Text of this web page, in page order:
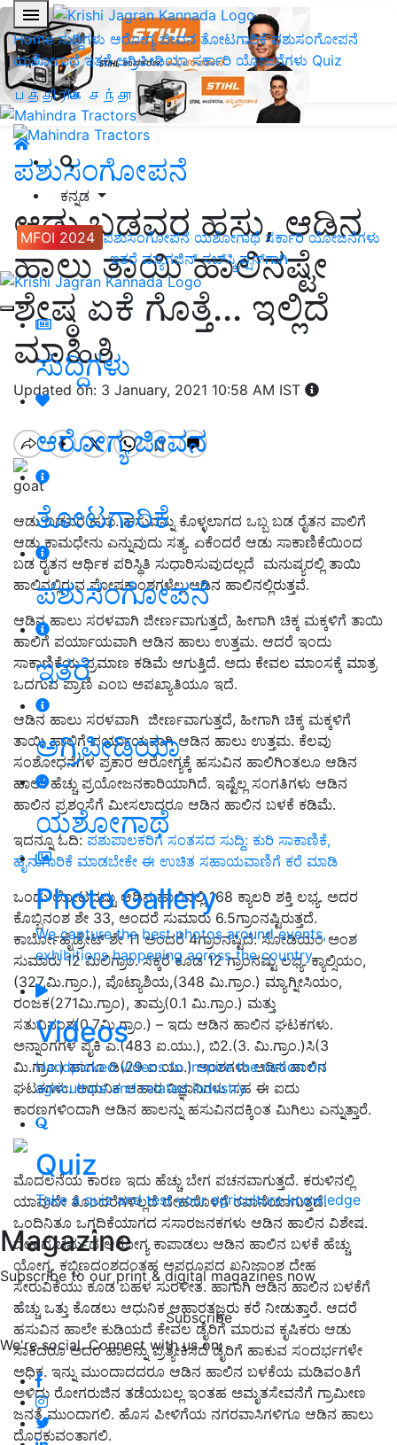
Home ಸುದ್ದಿಗಳು ಆರೋಗ್ಯ ಜೀವನ ತೋಟಗಾರಿಕೆಪಶುಸಂಗೋಪನೆ
ಯಶೋಗಾಥೆ ಇತರೆ ಅಗ್ರಿಪೀಡಿಯಾ ಸರ್ಕಾರಿ ಯೋಜನೆಗಳು Quiz
பத்திரிகை சந்தா
ಕನ್ನಡ
MFOI 2024 ಪಶುಸಂಗೋಪನೆ ಯಶೋಗಾಥೆ ಸರ್ಕಾರಿ ಯೋಜನೆಗಳು
ಇತರೆ ಮ್ಯಾಗಜಿನ್‌ ಸಬ್‌ಸ್ಕ್ರಿಪ್ಷನ್‌ಗಾಗಿ
ಸುದ್ದಿಗಳು
ಆರೋಗ್ಯ ಜೀವನ
ತೋಟಗಾರಿಕೆ
ಪಶುಸಂಗೋಪನೆ
ಇತರೆ
ಅಗ್ರಿಪೀಡಿಯಾ
ಯಶೋಗಾಥೆ
Photo Gallery
We capture the best photos around events,
exhibitions happening across the country
Videos
Handpicked videos to inspire the nation on
agriculture and related industry
Quiz
Take a quiz and test your agriculture knowledge
Magazine
Subscribe to our print & digital magazines now
Subscribe
We're social. Connect with us on:
ಪಶುಸಂಗೋಪನೆ
ಆಡು ಬಡವರ ಹಸು, ಆಡಿನ
ಹಾಲು ತಾಯಿ ಹಾಲಿನಷ್ಟೇ
ಶೇಷ್ಠ ಏಕೆ ಗೊತ್ತೆ... ಇಲ್ಲಿದೆ
ಮಾಹಿತಿ
Updated on: 3 January, 2021 10:58 AM IST
goat
ಆಡು ಬಡವರ ಹಸು. ಹಸುವನ್ನು ಕೊಳ್ಳಲಾಗದ ಒಬ್ಬ ಬಡ ರೈತನ ಪಾಲಿಗೆ
ಆಡು ಕಾಮಧೇನು ಎನ್ನುವುದು ಸತ್ಯ. ಏಕೆಂದರೆ ಆಡು ಸಾಕಾಣಿಕೆಯಿಂದ
ಬಡ ರೈತನ ಆರ್ಥಿಕ ಪರಿಸ್ಥಿತಿ ಸುಧಾರಿಸುವುದಲ್ಲದೆ ಮನುಷ್ಯರಲ್ಲಿ ತಾಯಿ
ಹಾಲಿನಲ್ಲಿರುವ ಪೋಷಕಾಂಶಗಳೆಲ್ಲ ಆಡಿನ ಹಾಲಿನಲ್ಲಿರುತ್ತವೆ.
ಆಡಿನ ಹಾಲು ಸರಳವಾಗಿ ಜೀರ್ಣವಾಗುತ್ತದೆ, ಹೀಗಾಗಿ ಚಿಕ್ಕ ಮಕ್ಕಳಿಗೆ ತಾಯಿ
ಹಾಲಿಗೆ ಪರ್ಯಾಯವಾಗಿ ಆಡಿನ ಹಾಲು ಉತ್ತಮ. ಆದರೆ ಇಂದು
ಸಾಕಾಣಿಕೆಯ ಪ್ರಮಾಣ ಕಡಿಮೆ ಆಗುತ್ತಿದೆ. ಅದು ಕೇವಲ ಮಾಂಸಕ್ಕೆ ಮಾತ್ರ
ಒದಗುವ ಪ್ರಾಣಿ ಎಂಬ ಅಪಖ್ಯಾತಿಯೂ ಇದೆ.
ಆಡಿನ ಹಾಲು ಸರಳವಾಗಿ ಜೀರ್ಣವಾಗುತ್ತದೆ, ಹೀಗಾಗಿ ಚಿಕ್ಕ ಮಕ್ಕಳಿಗೆ
ತಾಯಿ ಹಾಲಿಗೆ ಪರ್ಯಾಯವಾಗಿ ಆಡಿನ ಹಾಲು ಉತ್ತಮ. ಕೆಲವು
ಸಂಶೋಧನೆಗಳ ಪ್ರಕಾರ ಆರೋಗ್ಯಕ್ಕೆ ಹಸುವಿನ ಹಾಲಿಗಿಂತಲೂ ಆಡಿನ
ಹಾಲೇ ಹೆಚ್ಚು ಪ್ರಯೋಜನಕಾರಿಯಾಗಿದೆ. ಇಷ್ಟೆಲ್ಲ ಸಂಗತಿಗಳು ಆಡಿನ
ಹಾಲಿನ ಪ್ರಶಂಸೆಗೆ ಮೀಸಲಾದರೂ ಆಡಿನ ಹಾಲಿನ ಬಳಕೆ ಕಡಿಮೆ.
ಇದನ್ನೂ ಓದಿ: ಪಶುಪಾಲಕರಿಗೆ ಸಂತಸದ ಸುದ್ದಿ: ಕುರಿ ಸಾಕಾಣಿಕೆ,
ಹೈನುಗಾರಿಕೆ ಮಾಡಬೇಕೇ ಈ ಉಚಿತ ಸಹಾಯವಾಣಿಗೆ ಕರೆ ಮಾಡಿ
ಒಂದು ಲೋಟದಷ್ಟು ಆಡಿನ ಹಾಲಿನಲ್ಲಿ 168 ಕ್ಯಾಲರಿ ಶಕ್ತಿ ಲಭ್ಯ. ಅದರ
ಕೊಬ್ಬಿನಂಶ ಶೇ 33, ಅಂದರೆ ಸುಮಾರು 6.5ಗ್ರಾಂನಷ್ಟಿರುತ್ತದೆ.
ಕಾರ್ಬೋಹೈಡ್ರೇಟ್ ಶೇ 11 ಅಂದರೆ 4ಗ್ರಾಂನಷ್ಟಿದೆ. ಸೋಡಿಯಂ ಅಂಶ
ಸುಮಾರು 12 ಮಿಲಿಗ್ರಾಂ. ಸಕ್ಕರೆ ಕೂಡ 12 ಗ್ರಾಂನಷ್ಟು ಲಭ್ಯ. ಕ್ಯಾಲ್ಸಿಯಂ,
(327,ಮಿ.ಗ್ರಾಂ.), ಪೊಟ್ಯಾಶಿಯ,(348 ಮಿ.ಗ್ರಾಂ.) ಮ್ಯಾಗ್ನೀಸಿಯಂ,
ರಂಜಕ(271ಮಿ.ಗ್ರಾಂ), ತಾಮ್ರ(0.1 ಮಿ.ಗ್ರಾಂ.) ಮತ್ತು
ಸತುವಿನಂಶ(0.7ಮಿ.ಗ್ರಾಂ.) – ಇದು ಆಡಿನ ಹಾಲಿನ ಘಟಕಗಳು.
ಅನ್ನಾಂಗಗಳ ಪೈಕಿ ಎ.(483 ಐ.ಯು.), ಬಿ2.(3. ಮಿ.ಗ್ರಾಂ.)ಸಿ(3
ಮಿ.ಗ್ರಾಂ.) ಹಾಗೂ ಡಿ(29 ಐ.ಯು.) ಅಂಶಗಳು ಆಡಿನ ಹಾಲಿನ
ಘಟಕಗಳು. ಆಧುನಿಕ ಆಹಾರ ವಿಜ್ಞಾನಿಗಳು ಸಹ ಈ ಐದು
ಕಾರಣಗಳಿಂದಾಗಿ ಆಡಿನ ಹಾಲನ್ನು ಹಸುವಿನದಕ್ಕಿಂತ ಮಿಗಿಲು ಎನ್ನುತ್ತಾರೆ.
ಮೊದಲನೆಯ ಕಾರಣ ಇದು ಹೆಚ್ಚು ಬೇಗ ಪಚನವಾಗುತ್ತದೆ. ಕರುಳಿನಲ್ಲಿ
ಯಾವುದೇ ತೊಂದರೆಗಳಿಲ್ಲದೆ ದೇಹದೊಳಗೆ ರವಾನೆಯಾಗುತ್ತದೆ.
ಒಂದಿನಿತೂ ಒಗ್ಗದಿಕೆಯಾಗದ ಸಸಾರಜನಕಗಳು ಆಡಿನ ಹಾಲಿನ ವಿಶೇಷ.
ದೇಹದ ಚರ್ಮದ ಆರೋಗ್ಯ ಕಾಪಾಡಲು ಆಡಿನ ಹಾಲಿನ ಬಳಕೆ ಹೆಚ್ಚು
ಯೋಗ್ಯ. ಕಬ್ಬಿಣದಂಶದಂತಹ ಅಪರೂಪದ ಖನಿಜಾಂಶ ದೇಹ
ಸೇರುವಿಕೆಯು ಕೂಡ ಬಹಳ ಸುರಳೀತ. ಹಾಗಾಗಿ ಆಡಿನ ಹಾಲಿನ ಬಳಕೆಗೆ
ಹೆಚ್ಚು ಒತ್ತು ಕೊಡಲು ಆಧುನಿಕ ಆಹಾರತಜ್ಞರು ಕರೆ ನೀಡುತ್ತಾರೆ. ಆದರೆ
ಹಸುವಿನ ಹಾಲೇ ಕುಡಿಯದೆ ಕೇವಲ ಡೈರಿಗೆ ಮಾರುವ ಕೃಷಿಕರು ಆಡು
ಸಾಕಿದರೂ ಅದರ ಹಾಲನ್ನು ಪ್ರತ್ಯೇಕಿಸದೆ ಡೈರಿಗೆ ಹಾಕುವ ಸಂದರ್ಭಗಳೇ
ಅಧಿಕ. ಇನ್ನು ಮುಂದಾದದರೂ ಆಡಿನ ಹಾಲಿನ ಬಳಕೆಯ ಮಡಿವಂತಿಗೆ
ಅಳಿದು ರೋಗರುಜಿನ ತಡೆಯಬಲ್ಲ ಇಂತಹ ಅಮೃತಸೇವನೆಗೆ ಗ್ರಾಮೀಣ
ಜನತೆ ಮುಂದಾಗಲಿ. ಹೊಸ ಪೀಳಿಗೆಯ ನಗರವಾಸಿಗಳಿಗೂ ಆಡಿನ ಹಾಲು
ದೊರಕುವಂತಾಗಲಿ.